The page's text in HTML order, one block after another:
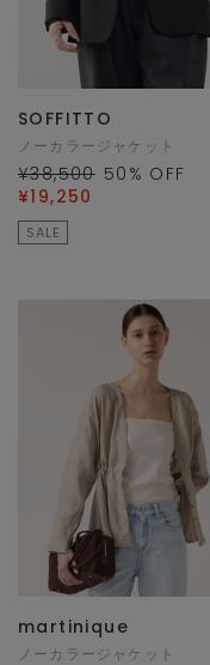
SOFFITTO
ノーカラージャケット
¥38,500 50 % OFF
¥19,250
SALE
martinique
ノーカラージャケット